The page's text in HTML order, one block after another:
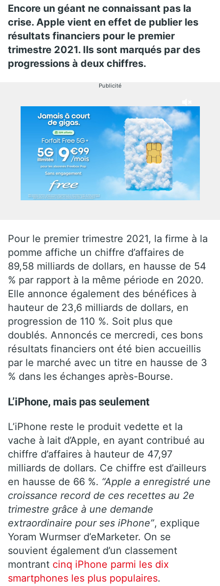
Encore un géant ne connaissant pas la
crise. Apple vient en effet de publier les
résultats financiers pour le premier
trimestre 2021. Ils sont marqués par des
progressions à deux chiffres.
Publicité
Pour le premier trimestre 2021, la firme à la
pomme affiche un chiffre d’affaires de
89,58 milliards de dollars, en hausse de 54
% par rapport à la même période en 2020.
Elle annonce également des bénéfices à
hauteur de 23,6 milliards de dollars, en
progression de 110 %. Soit plus que
doublés. Annoncés ce mercredi, ces bons
résultats financiers ont été bien accueillis
par le marché avec un titre en hausse de 3
% dans les échanges après-Bourse.
L’iPhone, mais pas seulement
L’iPhone reste le produit vedette et la
vache à lait d’Apple, en ayant contribué au
chiffre d’affaires à hauteur de 47,97
milliards de dollars. Ce chiffre est d’ailleurs
en hausse de 66 %. “Apple a enregistré une
croissance record de ces recettes au 2e
trimestre grâce à une demande
extraordinaire pour ses iPhone”, explique
Yoram Wurmser d’eMarketer. On se
souvient également d’un classement
montrant cinq iPhone parmi les dix
smartphones les plus populaires.